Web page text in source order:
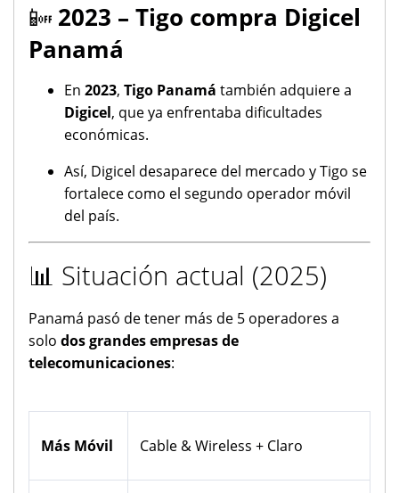
📴 2023 – Tigo compra Digicel
Panamá
En 2023, Tigo Panamá también adquiere a
Digicel, que ya enfrentaba dificultades
económicas.
Así, Digicel desaparece del mercado y Tigo se
fortalece como el segundo operador móvil
del país.
📊 Situación actual (2025)
Panamá pasó de tener más de 5 operadores a
solo dos grandes empresas de
telecomunicaciones:
Más Móvil Cable & Wireless + Claro